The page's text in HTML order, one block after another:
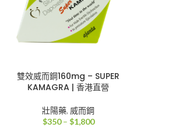
雙效威而鋼160mg – SUPER
KAMAGRA | 香港直營
壯陽藥, 威而鋼
$350 – $1,800價